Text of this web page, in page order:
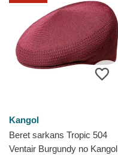
Kangol
Beret sarkans Tropic 504
Ventair Burgundy no Kangol